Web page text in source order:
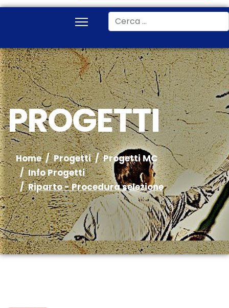
Cerca
PROGETTI
Home Progetti
Progetti MC
Info Progetti
Riparto - Procedura selezione